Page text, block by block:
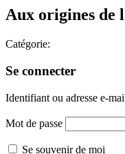
Aux origines de
Catégorie:
Se connecter
Identifiant ou adresse e-
Mot de passe
Se souvenir de moi